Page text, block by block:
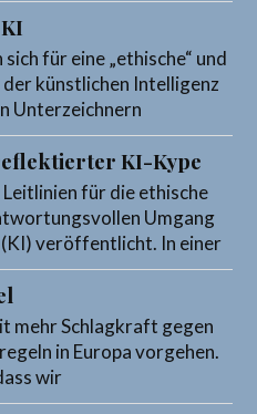
für eine „ethische“ und
künstlichen Intelligenz
Unterzeichnern
KI-Kype
für die ethische
Umgang
veröffentlicht. In einer
mehr Schlagkraft gegen
in Europa vorgehen.
wir